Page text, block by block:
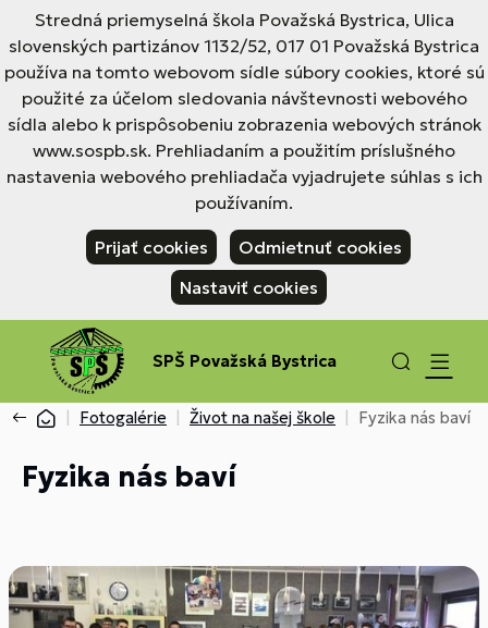
Stredná priemyselná škola Považská Bystrica, Ulica
slovenských partizánov 1132/52, 017 01 Považská Bystrica
používa na tomto webovom sídle súbory cookies, ktoré sú
použité za účelom sledovania návštevnosti webového
sídla alebo k prispôsobeniu zobrazenia webových stránok
www.sospb.sk. Prehliadaním a použitím príslušného
nastavenia webového prehliadača vyjadrujete súhlas s ich
používaním.
Prijať cookies
Odmietnuť cookies
Nastaviť cookies
SPŠ Považská Bystrica
Fotogalérie Život na našej škole Fyzika nás baví
Fyzika nás baví